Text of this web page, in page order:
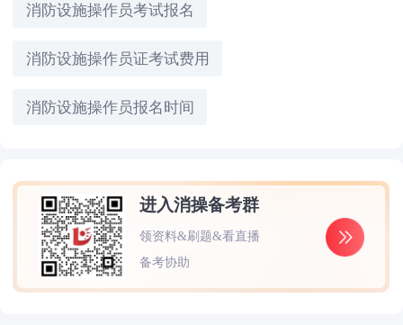
消防设施操作员考试报名
消防设施操作员证考试费用
消防设施操作员报名时间
进入消操备考群
领资料&刷题&看直播
备考协助